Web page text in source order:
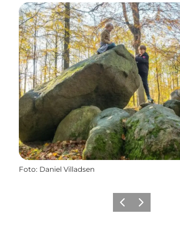
Foto: Daniel Villadsen
Forrige billede
Næste billede